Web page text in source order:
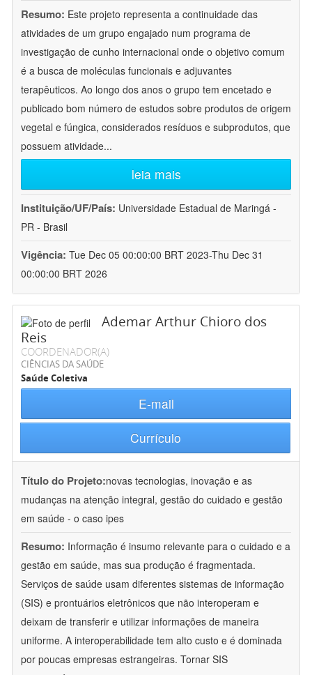
Resumo: Este projeto representa a continuidade das
atividades de um grupo engajado num programa de
investigação de cunho internacional onde o objetivo comum
é a busca de moléculas funcionais e adjuvantes
terapêuticos. Ao longo dos anos o grupo tem encetado e
publicado bom número de estudos sobre produtos de origem
vegetal e fúngica, considerados resíduos e subprodutos, que
possuem atividade...
leia mais
Instituição/UF/País: Universidade Estadual de Maringá -
PR - Brasil
Vigência: Tue Dec 05 00:00:00 BRT 2023-Thu Dec 31
00:00:00 BRT 2026
Ademar Arthur Chioro dos
Reis
COORDENADOR(A)
CIÊNCIAS DA SAÚDE
Saúde Coletiva
E-mail
Currículo
Título do Projeto:novas tecnologias, inovação e as
mudanças na atenção integral, gestão do cuidado e gestão
em saúde - o caso ipes
Resumo: Informação é insumo relevante para o cuidado e a
gestão em saúde, mas sua produção é fragmentada.
Serviços de saúde usam diferentes sistemas de informação
(SIS) e prontuários eletrônicos que não interoperam e
deixam de transferir e utilizar informações de maneira
uniforme. A interoperabilidade tem alto custo e é dominada
por poucas empresas estrangeiras. Tornar SIS